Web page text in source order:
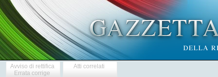
Avviso di rettifica
Errata corrige
Atti correlati